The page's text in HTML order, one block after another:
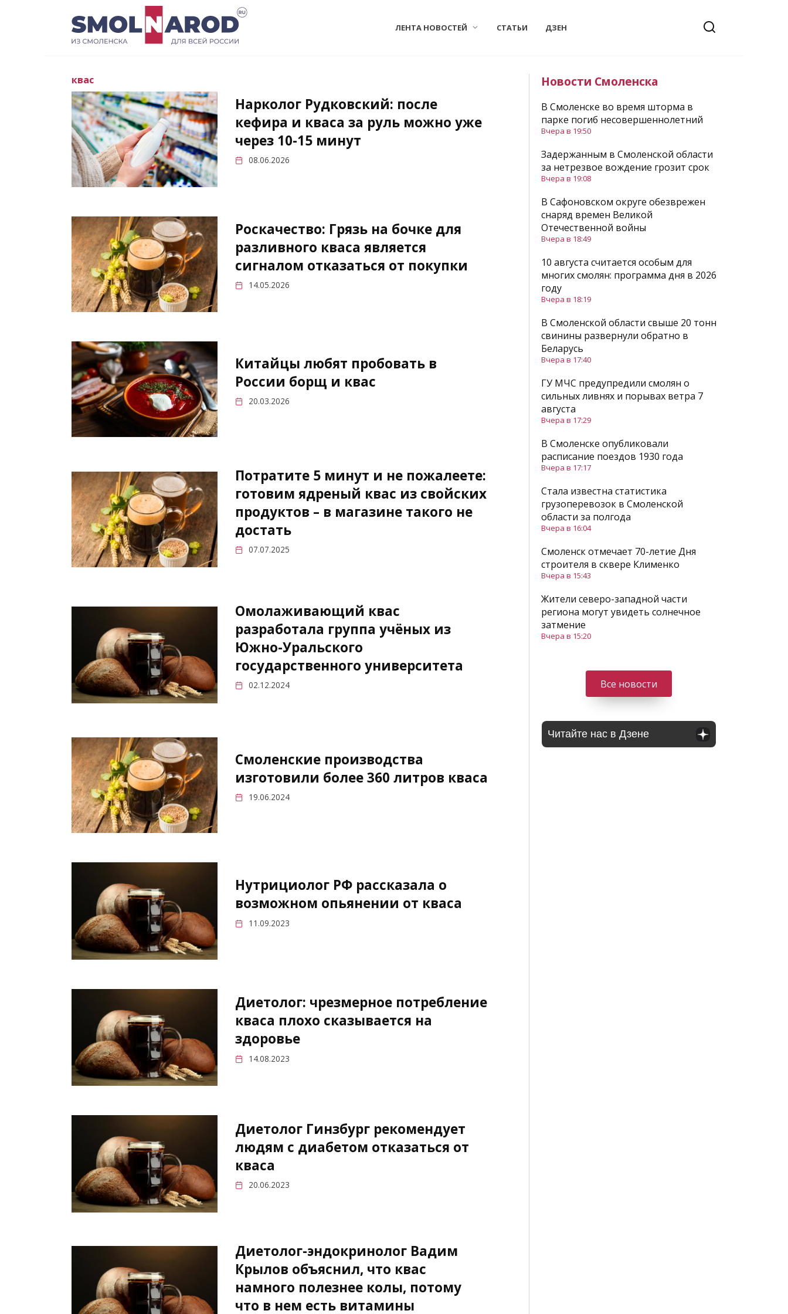
ЛЕНТА НОВОСТЕЙ СТАТЬИ ДЗЕН
квас
Нарколог Рудковский: после
кефира и кваса за руль можно уже
через 10-15 минут
08.06.2026
Роскачество: Грязь на бочке для
разливного кваса является
сигналом отказаться от покупки
14.05.2026
Китайцы любят пробовать в
России борщ и квас
20.03.2026
Потратите 5 минут и не пожалеете:
готовим ядреный квас из свойских
продуктов – в магазине такого не
достать
07.07.2025
Омолаживающий квас
разработала группа учёных из
Южно-Уральского
государственного университета
02.12.2024
Смоленские производства
изготовили более 360 литров кваса
19.06.2024
Нутрициолог РФ рассказала о
возможном опьянении от кваса
11.09.2023
Диетолог: чрезмерное потребление
кваса плохо сказывается на
здоровье
14.08.2023
Диетолог Гинзбург рекомендует
людям с диабетом отказаться от
кваса
20.06.2023
Диетолог-эндокринолог Вадим
Крылов объяснил, что квас
намного полезнее колы, потому
что в нем есть витамины
Новости Смоленска
В Смоленске во время шторма в
парке погиб несовершеннолетний
Вчера в 19:50
Задержанным в Смоленской области
за нетрезвое вождение грозит срок
Вчера в 19:08
В Сафоновском округе обезврежен
снаряд времен Великой
Отечественной войны
Вчера в 18:49
10 августа считается особым для
многих смолян: программа дня в 2026
году
Вчера в 18:19
В Смоленской области свыше 20 тонн
свинины развернули обратно в
Беларусь
Вчера в 17:40
ГУ МЧС предупредили смолян о
сильных ливнях и порывах ветра 7
августа
Вчера в 17:29
В Смоленске опубликовали
расписание поездов 1930 года
Вчера в 17:17
Стала известна статистика
грузоперевозок в Смоленской
области за полгода
Вчера в 16:04
Смоленск отмечает 70-летие Дня
строителя в сквере Клименко
Вчера в 15:43
Жители северо-западной части
региона могут увидеть солнечное
затмение
Вчера в 15:20
Все новости
Читайте нас в Дзене